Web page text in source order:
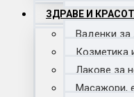
ЗДРАВЕ И
Ваденки за
Козметика
Лакове за
Масажори,